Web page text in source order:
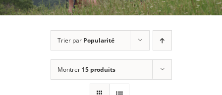
Trier par Popularité
Montrer 15 produits